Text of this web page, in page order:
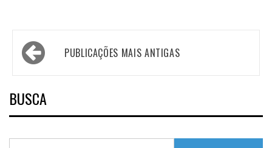
Navegação
por
posts
PUBLICAÇÕES MAIS ANTIGAS
BUSCA